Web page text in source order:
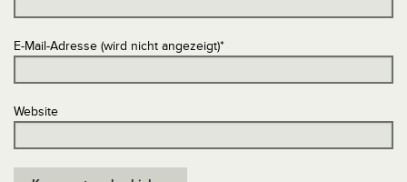
E-Mail-Adresse (wird nicht angezeigt)*
Website